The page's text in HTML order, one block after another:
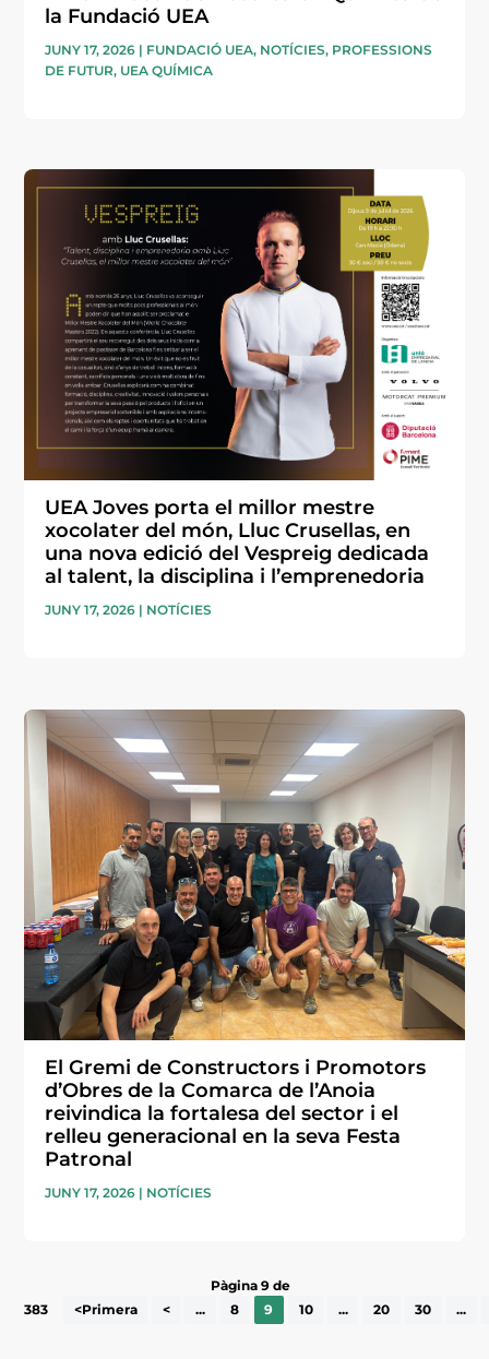
la Fundació UEA
JUNY 17, 2026 | FUNDACIÓ UEA, NOTÍCIES, PROFESSIONS
DE FUTUR, UEA QUÍMICA
UEA Joves porta el millor mestre
xocolater del món, Lluc Crusellas, en
una nova edició del Vespreig dedicada
al talent, la disciplina i l’emprenedoria
JUNY 17, 2026 | NOTÍCIES
El Gremi de Constructors i Promotors
d’Obres de la Comarca de l’Anoia
reivindica la fortalesa del sector i el
relleu generacional en la seva Festa
Patronal
JUNY 17, 2026 | NOTÍCIES
Pàgina 9 de
383
<Primera < ... 8 9 10 ... 20 30 ...